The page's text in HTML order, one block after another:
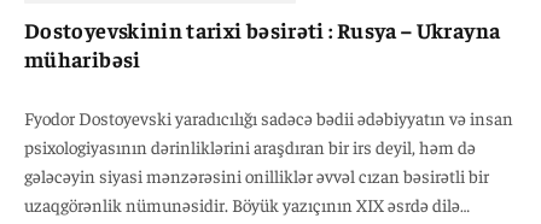
Dostoyevskinin tarixi bəsirəti : Rusya – Ukrayna
müharibəsi
Fyodor Dostoyevski yaradıcılığı sadəcə bədii ədəbiyyatın və insan
psixologiyasının dərinliklərini araşdıran bir irs deyil, həm də
gələcəyin siyasi mənzərəsini onilliklər əvvəl cızan bəsirətli bir
uzaqgörənlik nümunəsidir. Böyük yazıçının XIX əsrdə dilə